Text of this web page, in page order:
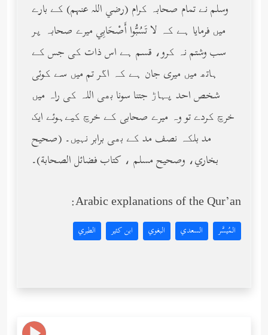
وسلم نے تمام صحابہ کرام (رضي الله عنهم) کے بارے
میں فرمایا ہے کہ لا تَسُبُّوا أَصْحَابِي میرے صحابہ پر
سب وشتم نہ کرو، قسم ہے اس ذات کی جس کے
ہاتھ میں میری جان ہے کہ اگر تم میں سے کوئی
شخص احد پہاڑ جتنا سونا بھی اللہ کی راہ میں
خرچ کردے تو وہ میرے صحابی کے خرچ کیےہوئے ایک
مد بلکہ نصف مد کے بھی برابر نہیں۔ (صحيح
بخاري، وصحيح مسلم ، كتاب فضائل الصحابة)۔
Arabic explanations of the Qur’an:
المُيسَّر السعدي البغوي ابن كثير الطبري